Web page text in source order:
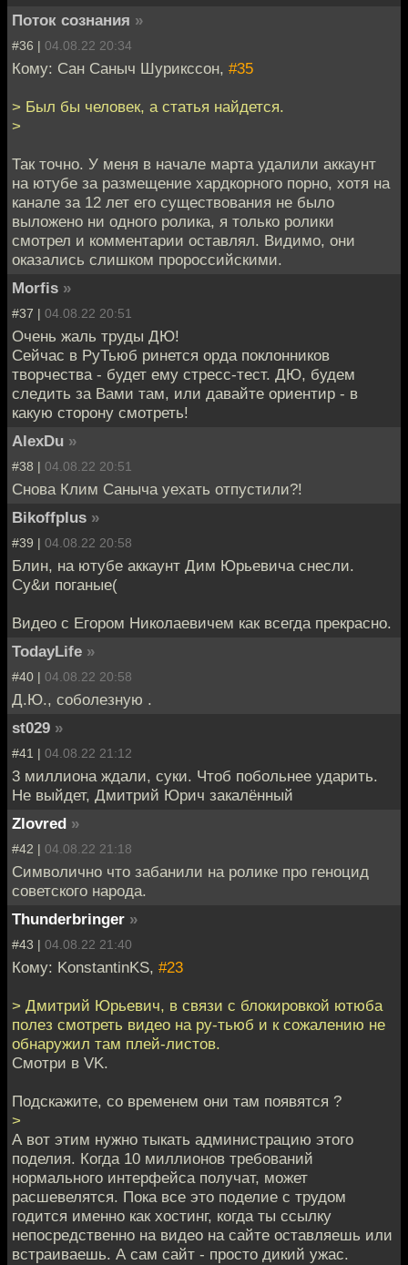
Поток сознания »
#36 | 04.08.22 20:34
Кому: Сан Саныч Шурикссон, #35
> Был бы человек, а статья найдется.
>
Так точно. У меня в начале марта удалили аккаунт
на ютубе за размещение хардкорного порно, хотя на
канале за 12 лет его существования не было
выложено ни одного ролика, я только ролики
смотрел и комментарии оставлял. Видимо, они
оказались слишком пророссийскими.
Morfis »
#37 | 04.08.22 20:51
Очень жаль труды ДЮ!
Сейчас в РуТьюб ринется орда поклонников
творчества - будет ему стресс-тест. ДЮ, будем
следить за Вами там, или давайте ориентир - в
какую сторону смотреть!
AlexDu »
#38 | 04.08.22 20:51
Снова Клим Саныча уехать отпустили?!
Bikoffplus »
#39 | 04.08.22 20:58
Блин, на ютубе аккаунт Дим Юрьевича снесли.
Су&и поганые(
Видео с Егором Николаевичем как всегда прекрасно.
TodayLife »
#40 | 04.08.22 20:58
Д.Ю., соболезную .
st029 »
#41 | 04.08.22 21:12
3 миллиона ждали, суки. Чтоб побольнее ударить.
Не выйдет, Дмитрий Юрич закалённый
Zlovred »
#42 | 04.08.22 21:18
Символично что забанили на ролике про геноцид
советского народа.
Thunderbringer »
#43 | 04.08.22 21:40
Кому: KonstantinKS, #23
> Дмитрий Юрьевич, в связи с блокировкой ютюба
полез смотреть видео на ру-тьюб и к сожалению не
обнаружил там плей-листов.
Cмотри в VK.
Подскажите, со временем они там появятся ?
>
А вот этим нужно тыкать администрацию этого
поделия. Когда 10 миллионов требований
нормального интерфейса получат, может
расшевелятся. Пока все это поделие с трудом
годится именно как хостинг, когда ты ссылку
непосредственно на видео на сайте оставляешь или
встраиваешь. А сам сайт - просто дикий ужас.